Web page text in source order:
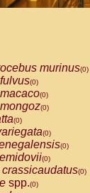
murinus(0)
(0)
(0)
(0)
(0)
(0)
(0)
(0)
crassicaudatus(0)
spp.(0)